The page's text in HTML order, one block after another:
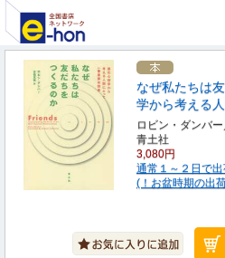
なぜ私たちは
学から考える
ロビン・ダンバ
青土社
3,080円
通常１～２日で
(！お盆時期の出